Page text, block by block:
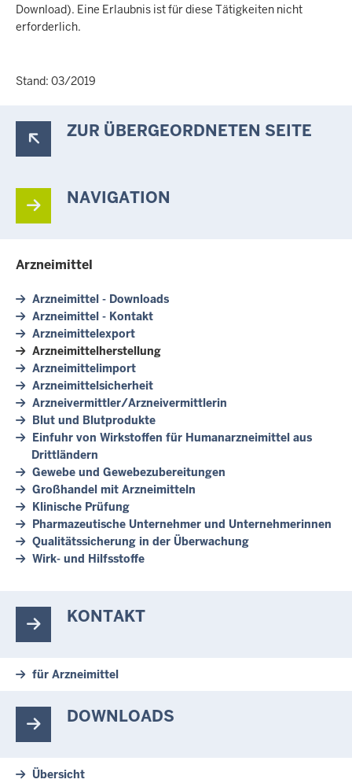
Download). Eine Erlaubnis ist für diese Tätigkeiten nicht
erforderlich.
Stand: 03/2019
ZUR ÜBERGEORDNETEN SEITE
NAVIGATION
Arzneimittel
Arzneimittel - Downloads
Arzneimittel - Kontakt
Arzneimittelexport
Arzneimittelherstellung
Arzneimittelimport
Arzneimittelsicherheit
Arzneivermittler/Arzneivermittlerin
Blut und Blutprodukte
Einfuhr von Wirkstoffen für Humanarzneimittel aus
Drittländern
Gewebe und Gewebezubereitungen
Großhandel mit Arzneimitteln
Klinische Prüfung
Pharmazeutische Unternehmer und Unternehmerinnen
Qualitätssicherung in der Überwachung
Wirk- und Hilfsstoffe
KONTAKT
für Arzneimittel
DOWNLOADS
Übersicht